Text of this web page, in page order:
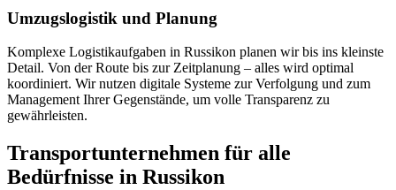
Umzugslogistik und Planung
Komplexe Logistikaufgaben in Russikon planen wir bis ins kleinste
Detail. Von der Route bis zur Zeitplanung – alles wird optimal
koordiniert. Wir nutzen digitale Systeme zur Verfolgung und zum
Management Ihrer Gegenstände, um volle Transparenz zu
gewährleisten.
Transportunternehmen für alle
Bedürfnisse in Russikon